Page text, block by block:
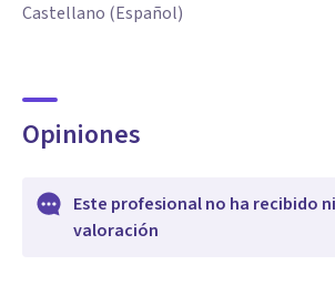
Castellano (Español)
Opiniones
Este profesional no ha recibido
valoración